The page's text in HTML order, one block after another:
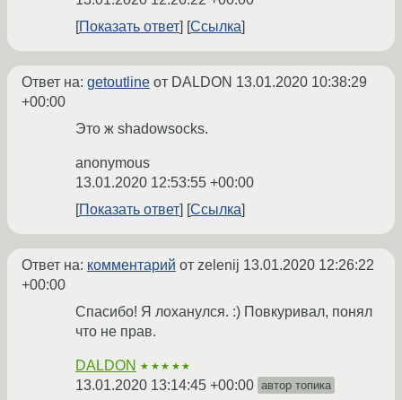
Показать ответ
Ссылка
Ответ на: getoutline от DALDON 13.01.2020 10:38:29
+00:00
Это ж shadowsocks.
anonymous
13.01.2020 12:53:55 +00:00
Показать ответ
Ссылка
Ответ на: комментарий от zelenij 13.01.2020 12:26:22
+00:00
Спасибо! Я лоханулся. :) Повкуривал, понял
что не прав.
DALDON ★★★★★
13.01.2020 13:14:45 +00:00 автор топика